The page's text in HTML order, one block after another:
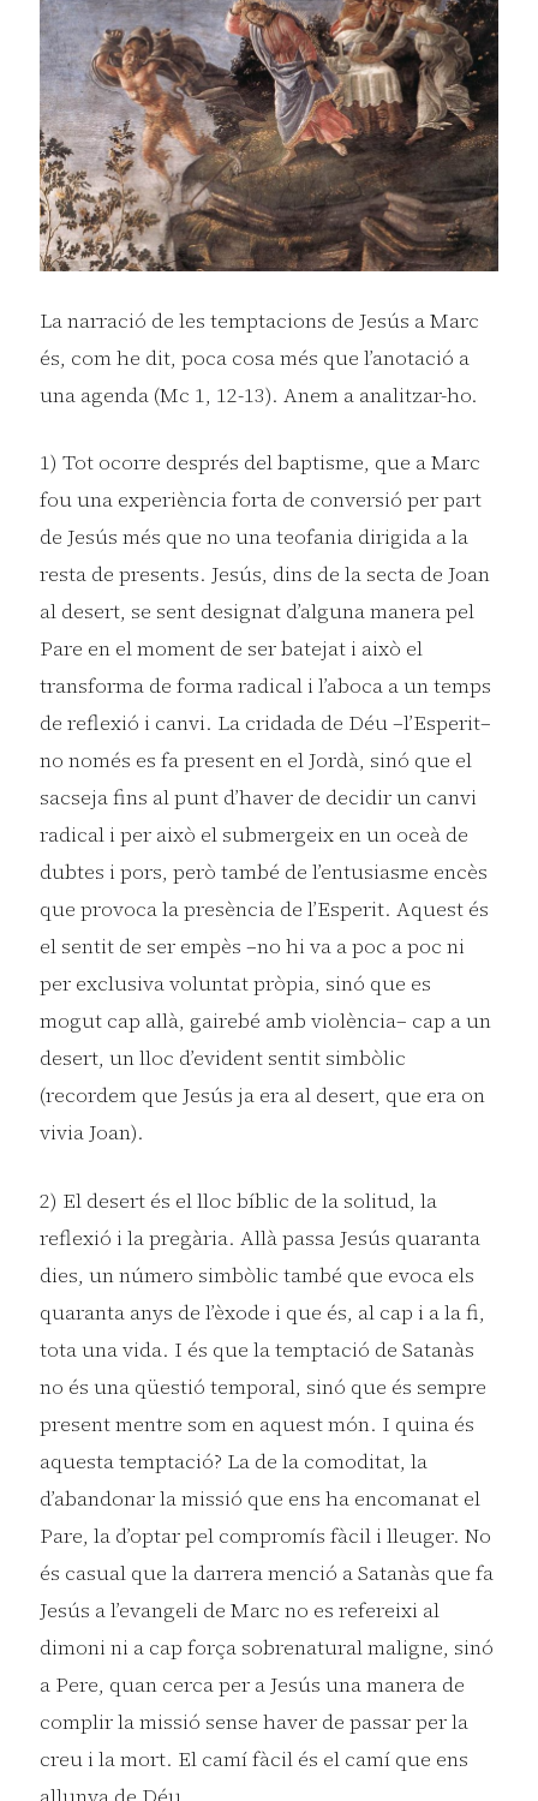
La narració de les temptacions de Jesús a Marc
és, com he dit, poca cosa més que l’anotació a
una agenda (Mc 1, 12-13). Anem a analitzar-ho.
1) Tot ocorre després del baptisme, que a Marc
fou una experiència forta de conversió per part
de Jesús més que no una teofania dirigida a la
resta de presents. Jesús, dins de la secta de Joan
al desert, se sent designat d’alguna manera pel
Pare en el moment de ser batejat i això el
transforma de forma radical i l’aboca a un temps
de reflexió i canvi. La cridada de Déu –l’Esperit–
no només es fa present en el Jordà, sinó que el
sacseja fins al punt d’haver de decidir un canvi
radical i per això el submergeix en un oceà de
dubtes i pors, però també de l’entusiasme encès
que provoca la presència de l’Esperit. Aquest és
el sentit de ser empès –no hi va a poc a poc ni
per exclusiva voluntat pròpia, sinó que es
mogut cap allà, gairebé amb violència– cap a un
desert, un lloc d’evident sentit simbòlic
(recordem que Jesús ja era al desert, que era on
vivia Joan).
2) El desert és el lloc bíblic de la solitud, la
reflexió i la pregària. Allà passa Jesús quaranta
dies, un número simbòlic també que evoca els
quaranta anys de l’èxode i que és, al cap i a la fi,
tota una vida. I és que la temptació de Satanàs
no és una qüestió temporal, sinó que és sempre
present mentre som en aquest món. I quina és
aquesta temptació? La de la comoditat, la
d’abandonar la missió que ens ha encomanat el
Pare, la d’optar pel compromís fàcil i lleuger. No
és casual que la darrera menció a Satanàs que fa
Jesús a l’evangeli de Marc no es refereixi al
dimoni ni a cap força sobrenatural maligne, sinó
a Pere, quan cerca per a Jesús una manera de
complir la missió sense haver de passar per la
creu i la mort. El camí fàcil és el camí que ens